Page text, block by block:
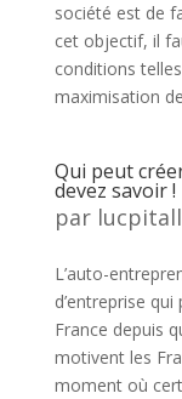
société est de
cet objectif, il
conditions
maximisation
Qui peut
devez savoir !
par
L’auto-
d’entreprise
France depuis
motivent les
moment où